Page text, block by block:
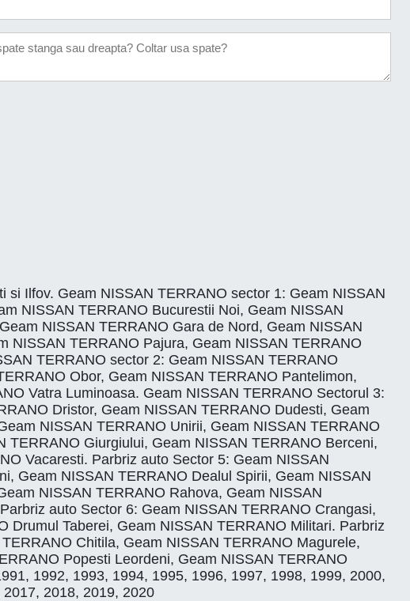
Ilfov. Geam NISSAN TERRANO sector 1: Geam NISSAN
NISSAN TERRANO Bucurestii Noi, Geam NISSAN
NISSAN TERRANO Gara de Nord, Geam NISSAN
NISSAN TERRANO Pajura, Geam NISSAN TERRANO
TERRANO sector 2: Geam NISSAN TERRANO
Obor, Geam NISSAN TERRANO Pantelimon,
Vatra Luminoasa. Geam NISSAN TERRANO Sectorul 3:
Dristor, Geam NISSAN TERRANO Dudesti, Geam
NISSAN TERRANO Unirii, Geam NISSAN TERRANO
Giurgiului, Geam NISSAN TERRANO Berceni,
Vacaresti. Parbriz auto Sector 5: Geam NISSAN
Geam NISSAN TERRANO Dealul Spirii, Geam NISSAN
NISSAN TERRANO Rahova, Geam NISSAN
auto Sector 6: Geam NISSAN TERRANO Crangasi,
Taberei, Geam NISSAN TERRANO Militari. Parbriz
Chitila, Geam NISSAN TERRANO Magurele,
Popesti Leordeni, Geam NISSAN TERRANO
1992, 1993, 1994, 1995, 1996, 1997, 1998, 1999, 2000,
2018, 2019, 2020